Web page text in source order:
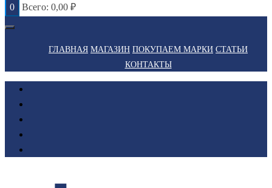
0
Всего: 0,00 ₽
ГЛАВНАЯ МАГАЗИН ПОКУПАЕМ МАРКИ СТАТЬИ
КОНТАКТЫ